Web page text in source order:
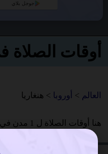
جوجل بلاي
أوقات الصلاة
العالم > أوروبا > هنغاريا
هنا أوقات الصلاة ل 1 مدن في هنغاريا.